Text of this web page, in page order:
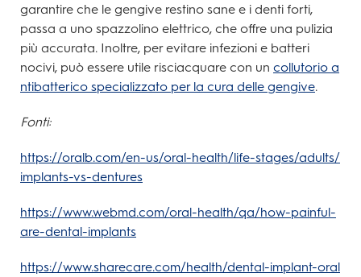
garantire che le gengive restino sane e i denti forti,
passa a uno spazzolino elettrico, che offre una pulizia
più accurata. Inoltre, per evitare infezioni e batteri
nocivi, può essere utile risciacquare con un collutorio a
ntibatterico specializzato per la cura delle gengive.
Fonti:
https://oralb.com/en-us/oral-health/life-stages/adults/
implants-vs-dentures
https://www.webmd.com/oral-health/qa/how-painful-
are-dental-implants
https://www.sharecare.com/health/dental-implant-oral